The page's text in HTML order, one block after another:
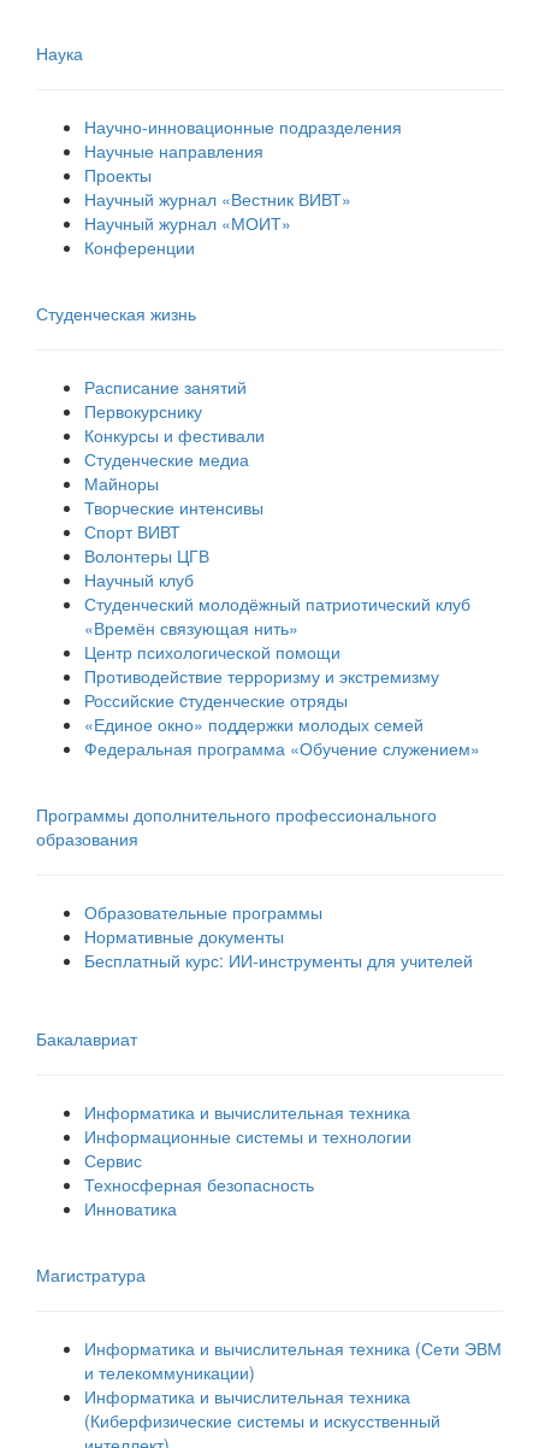
Наука
Научно-инновационные подразделения
Научные направления
Проекты
Научный журнал «Вестник ВИВТ»
Научный журнал «МОИТ»
Конференции
Студенческая жизнь
Расписание занятий
Первокурснику
Конкурсы и фестивали
Студенческие медиа
Майноры
Творческие интенсивы
Спорт ВИВТ
Волонтеры ЦГВ
Научный клуб
Студенческий молодёжный патриотический клуб
«Времён связующая нить»
Центр психологической помощи
Противодействие терроризму и экстремизму
Российские cтуденческие отряды
«Единое окно» поддержки молодых семей
Федеральная программа «Обучение служением»
Программы дополнительного профессионального
образования
Образовательные программы
Нормативные документы
Бесплатный курс: ИИ‑инструменты для учителей
Бакалавриат
Информатика и вычислительная техника
Информационные системы и технологии
Сервис
Техносферная безопасность
Инноватика
Магистратура
Информатика и вычислительная техника (Сети ЭВМ
и телекоммуникации)
Информатика и вычислительная техника
(Киберфизические системы и искусственный